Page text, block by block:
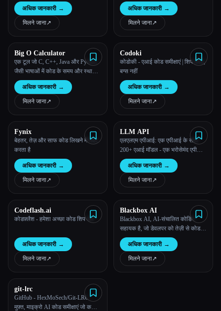
अधिक जानकारी →
मिलने जाना↗︎
अधिक जानकारी →
मिलने जाना↗︎
Big O Calculator
एक टूल जो C, C++, Java और Python
जैसी भाषाओं में कोड के समय और स्थान
की जटिलता का हिसाब लगाता है, और
एल्गोरिथम दक्षता के लिए विश्लेषण और
विज़ुअलाइज़ेशन प्रदान करता है।
अधिक जानकारी →
मिलने जाना↗︎
Codoki
कोडोकी - एआई कोड समीक्षाएं | शिप कोड,
बग्स नहीं
अधिक जानकारी →
मिलने जाना↗︎
Fynix
बेहतर, तेज़ और साफ कोड लिखने में मदद
करता है
अधिक जानकारी →
मिलने जाना↗︎
LLM API
एलएलएम एपीआई: एक एपीआई के साथ
200+ एआई मॉडल - एक भरोसेमंद एपीआई
के ज़रिए अपनी ज़रूरत के सभी AI मॉडल
ऐक्सेस करें
अधिक जानकारी →
मिलने जाना↗︎
Codeflash.ai
कोडफ़्लैश - हमेशा अच्छा कोड शिप करें
अधिक जानकारी →
मिलने जाना↗︎
Blackbox AI
Blackbox AI, AI-संचालित कोडिंग
सहायक है, जो डेवलपर को तेज़ी से कोड
लिखने, समझने और जनरेट करने में मदद
करता है।
अधिक जानकारी →
मिलने जाना↗︎
git-lrc
GitHub - HexMoSech/Git-LRC:
मुफ़्त, माइक्रो AI कोड समीक्षाएं जो कमिट